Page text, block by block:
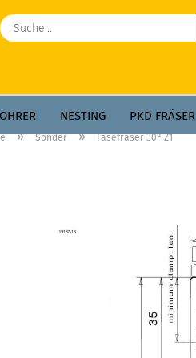
NESTING PKD FRÄSER
» Sonder » Fasefräser 30° Z1